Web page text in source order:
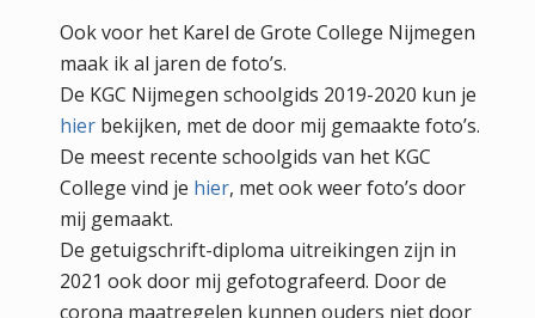
Ook voor het Karel de Grote College Nijmegen
maak ik al jaren de foto’s.
De KGC Nijmegen schoolgids 2019-2020 kun je
hier bekijken, met de door mij gemaakte foto’s.
De meest recente schoolgids van het KGC
College vind je hier, met ook weer foto’s door
mij gemaakt.
De getuigschrift-diploma uitreikingen zijn in
2021 ook door mij gefotografeerd. Door de
corona maatregelen kunnen ouders niet door